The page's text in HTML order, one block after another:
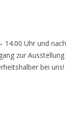
14.00 Uhr und nach
zur Ausstellung
bei uns!